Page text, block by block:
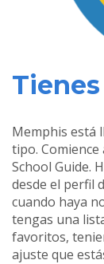
Memphis está
tipo.
School Guide.
desde el perfil
cuando haya
tengas una
favoritos,
ajuste que